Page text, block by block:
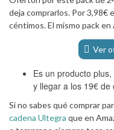
deja comprarlos. Por 3,98€
céntimos. El mismo pack
Ver
Es un producto
y llegar a los 19€
Si no sabes qué comprar
cadena Ultegra que en